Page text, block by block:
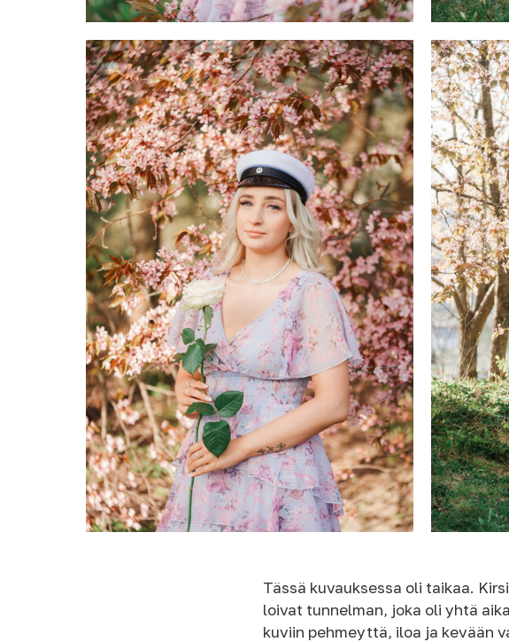
Tässä kuvauksessa oli taikaa.
loivat tunnelman, joka oli yhtä
kuviin pehmeyttä, iloa ja kevään